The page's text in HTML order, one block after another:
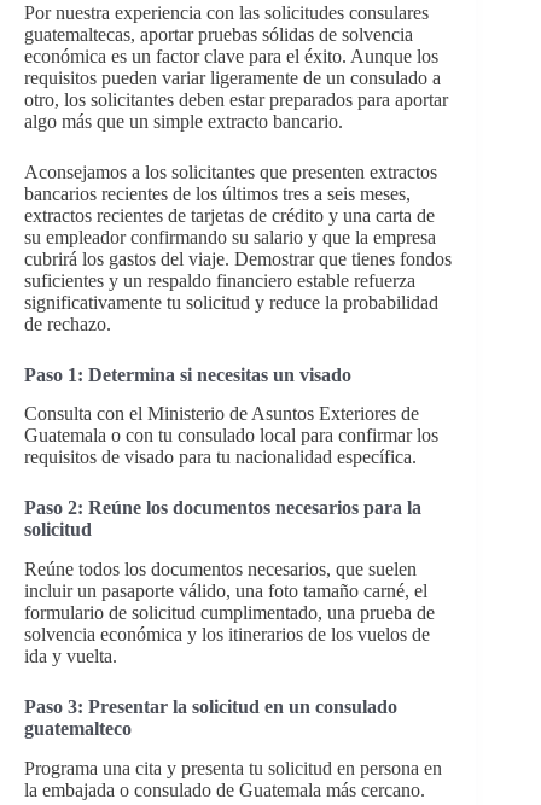
Por nuestra experiencia con las solicitudes consulares
guatemaltecas, aportar pruebas sólidas de solvencia
económica es un factor clave para el éxito. Aunque los
requisitos pueden variar ligeramente de un consulado a
otro, los solicitantes deben estar preparados para aportar
algo más que un simple extracto bancario.
Aconsejamos a los solicitantes que presenten extractos
bancarios recientes de los últimos tres a seis meses,
extractos recientes de tarjetas de crédito y una carta de
su empleador confirmando su salario y que la empresa
cubrirá los gastos del viaje. Demostrar que tienes fondos
suficientes y un respaldo financiero estable refuerza
significativamente tu solicitud y reduce la probabilidad
de rechazo.
Paso 1: Determina si necesitas un visado
Consulta con el Ministerio de Asuntos Exteriores de
Guatemala o con tu consulado local para confirmar los
requisitos de visado para tu nacionalidad específica.
Paso 2: Reúne los documentos necesarios para la
solicitud
Reúne todos los documentos necesarios, que suelen
incluir un pasaporte válido, una foto tamaño carné, el
formulario de solicitud cumplimentado, una prueba de
solvencia económica y los itinerarios de los vuelos de
ida y vuelta.
Paso 3: Presentar la solicitud en un consulado
guatemalteco
Programa una cita y presenta tu solicitud en persona en
la embajada o consulado de Guatemala más cercano.